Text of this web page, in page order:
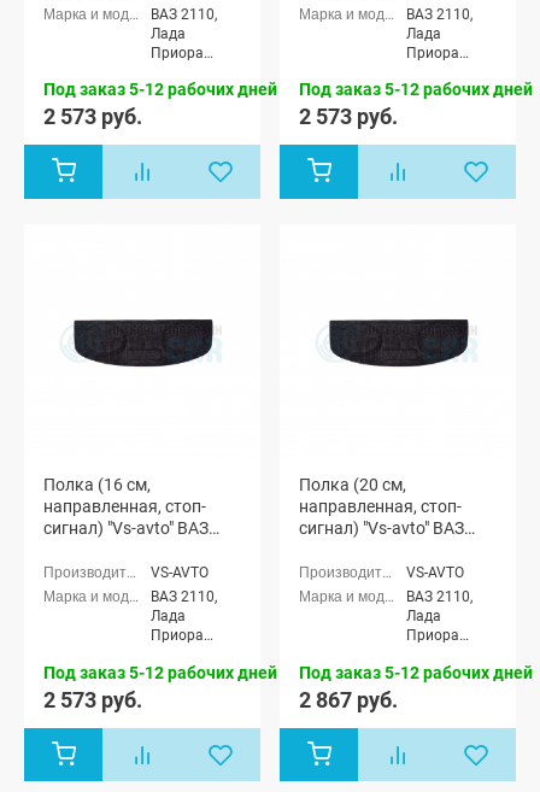
ВАЗ 2110,
Лада
Приора
2170)
Под заказ 5-12 рабочих дней
2 573 руб.
ВАЗ 2110,
Лада
Приора
2170)
Под заказ 5-12 рабочих дней
2 573 руб.
Полка (16 см,
направленная, стоп-
сигнал) "Vs-avto" ВАЗ
(седан)
VS-AVTO
ВАЗ 2110,
Лада
Приора
2170)
Под заказ 5-12 рабочих дней
2 573 руб.
Полка (20 см,
направленная, стоп-
сигнал) "Vs-avto" ВАЗ
(седан)
VS-AVTO
ВАЗ 2110,
Лада
Приора
2170)
Под заказ 5-12 рабочих дней
2 867 руб.